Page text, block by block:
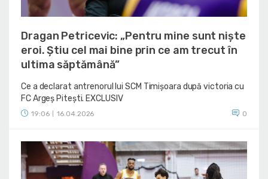
Dragan Petricevic: „Pentru mine sunt niște
eroi. Știu cel mai bine prin ce am trecut în
ultima săptămână”
Ce a declarat antrenorul lui SCM Timișoara după victoria cu
FC Argeș Pitești. EXCLUSIV
19:06 16.04.2026 0